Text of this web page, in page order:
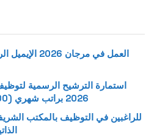
العمل في
استمارة الترشيح الرسمية
2026 براتب شهري (6000درهم) ومستوى باك+2
للراغبين في التوظيف بالمكتب